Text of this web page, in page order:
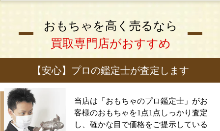
おもちゃを高く売るなら
買取専門店がおすすめ
【安心】プロの鑑定士が査定します
当店は「おもちゃのプロ鑑定士」がお
客様のおもちゃを1点1点しっかり査定
し、確かな目で価格をご提示している